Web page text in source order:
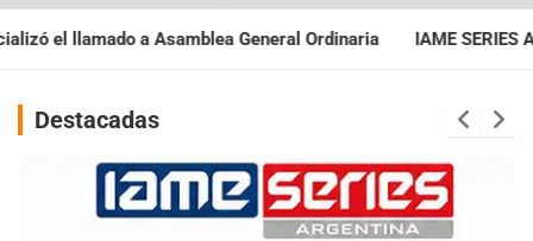
General Ordinaria IAME SERIES ARGENTINA:
Destacadas